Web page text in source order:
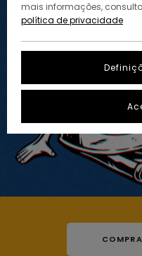
mais informações,
política de privacidade